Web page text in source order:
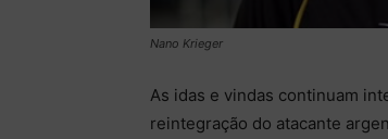
Nano Krieger
As idas e vindas continuam
reintegração do atacante